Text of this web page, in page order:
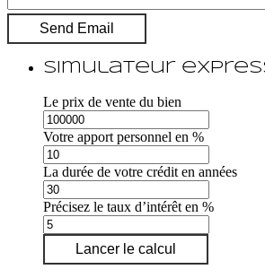
Simulateur
Le prix de vente du bien
Votre apport personnel en %
La durée de votre crédit en années
Précisez le taux d’intérêt en %
Lancer le calcul